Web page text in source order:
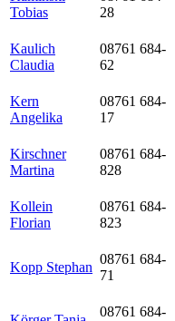
Tobias
28
Kaulich
Claudia
08761 684-
62
Kern
Angelika
08761 684-
17
Kirschner
Martina
08761 684-
828
Kollein
Florian
08761 684-
823
Kopp Stephan
08761 684-
71
08761 684-